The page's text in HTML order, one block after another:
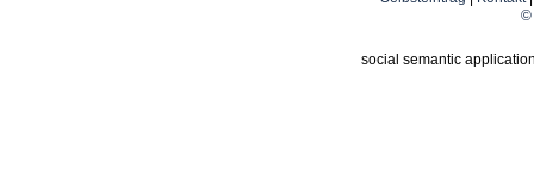
©
social semantic